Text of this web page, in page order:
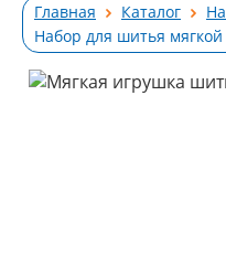
Главная Каталог
Набор для шитья